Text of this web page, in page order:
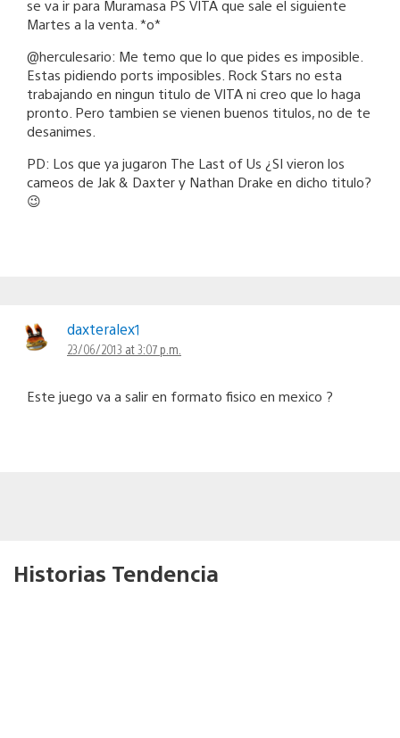
se va ir para Muramasa PS VITA que sale el siguiente
Martes a la venta. *o*
@herculesario: Me temo que lo que pides es imposible.
Estas pidiendo ports imposibles. Rock Stars no esta
trabajando en ningun titulo de VITA ni creo que lo haga
pronto. Pero tambien se vienen buenos titulos, no de te
desanimes.
PD: Los que ya jugaron The Last of Us ¿SI vieron los
cameos de Jak & Daxter y Nathan Drake en dicho titulo?
😉
daxteralex1
23/06/2013 at 3:07 p.m.
Este juego va a salir en formato fisico en mexico ?
Historias Tendencia